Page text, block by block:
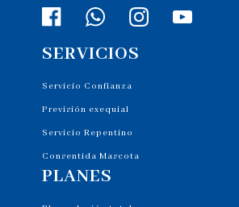
SERVICIOS
Servicio Confianza
Previsión exequial
Servicio Repentino
Consentida Mascota
PLANES